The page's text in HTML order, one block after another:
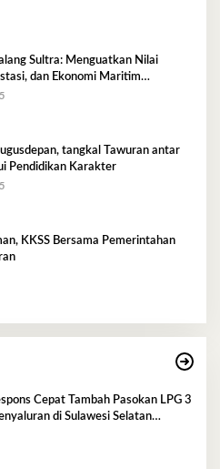
Sultra: Menguatkan Nilai
dan Ekonomi Maritim
tangkal Tawuran antar
Pendidikan Karakter
KKSS Bersama Pemerintahan
Cepat Tambah Pasokan LPG 3
di Sulawesi Selatan